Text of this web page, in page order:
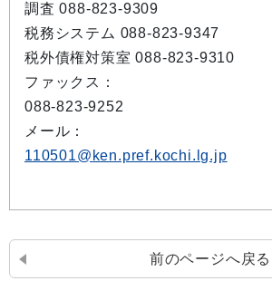
調査 088-823-9309
税務システム 088-823-9347
税外債権対策室 088-823-9310
ファックス：
088-823-9252
メール：
110501@ken.pref.kochi.lg.jp
前のページへ戻る